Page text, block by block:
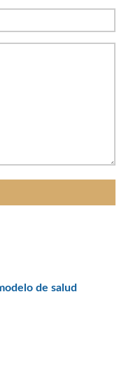
de salud